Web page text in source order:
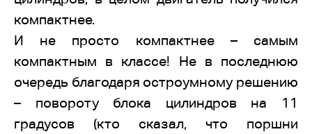
компактнее.
И не просто компактнее – самым
компактным в классе! Не в последнюю
очередь благодаря остроумному решению
– повороту блока цилиндров на 11
градусов (кто сказал, что поршни